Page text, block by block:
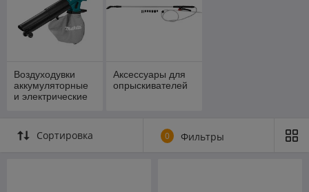
Воздуходувки
аккумуляторные
и электрические
Аксессуары для
опрыскивателей
Сортировка 0 Фильтры